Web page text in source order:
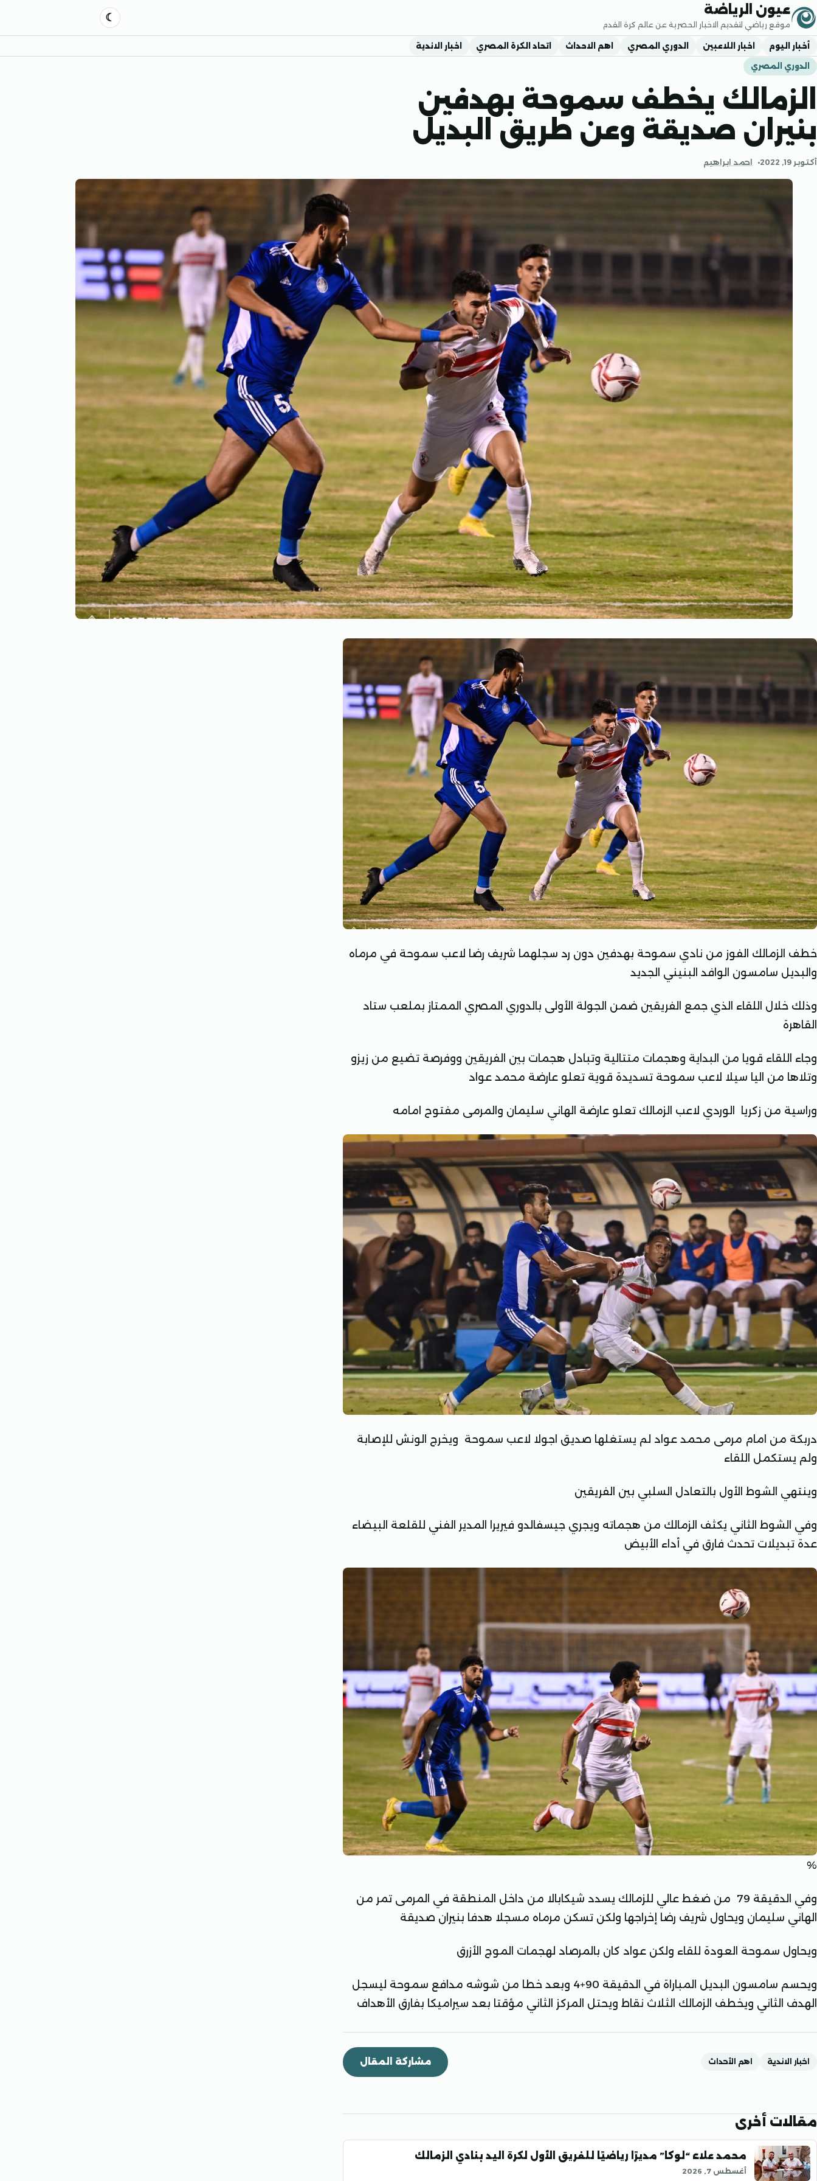
تجاوز إلى المحتوى
عيون الرياضة
موقع رياضي لتقديم الاخبار الحصرية عن عالم كرة القدم
أخبار اليوم اخبار اللاعبين الدوري المصري اهم الاحداث اتحاد الكرة المصري اخبار الاندية
الدوري المصري
الزمالك يخطف سموحة بهدفين
بنيران صديقة وعن طريق البديل
أكتوبر 19, 2022 احمد ابراهيم
خطف الزمالك الفوز من نادي سموحة بهدفين دون رد سجلهما شريف رضا لاعب سموحة في مرماه
والبديل سامسون الوافد البنيني الجديد
وذلك خلال اللقاء الذي جمع الفريقين ضمن الجولة الأولى بالدوري المصري الممتاز بملعب ستاد
القاهرة
وجاء اللقاء قويا من البداية وهجمات متتالية وتبادل هجمات بين الفريقين ووفرصة تضيع من زيزو
وتلاها من اليا سيلا لاعب سموحة تسديدة قوية تعلو عارضة محمد عواد
وراسية من زكريا الوردي لاعب الزمالك تعلو عارضة الهاني سليمان والمرمى مفتوح امامه
دربكة من امام مرمى محمد عواد لم يستغلها صديق اجولا لاعب سموحة ويخرج الونش للإصابة
ولم يستكمل اللقاء
وينتهي الشوط الأول بالتعادل السلبي بين الفريقين
وفي الشوط الثاني يكثف الزمالك من هجماته ويجري جيسفالدو فيريرا المدير الفني للقلعة البيضاء
عدة تبديلات تحدث فارق في أداء الأبيض
%
وفي الدقيقة 79 من ضغط عالي للزمالك يسدد شيكابالا من داخل المنطقة في المرمى تمر من
الهاني سليمان ويحاول شريف رضا إخراجها ولكن تسكن مرماه مسجلا هدفا بنيران صديقة
ويحاول سموحة العودة للقاء ولكن عواد كان بالمرصاد لهجمات الموج الأزرق
ويحسم سامسون البديل المباراة في الدقيقة 90+4 وبعد خطا من شوشه مدافع سموحة ليسجل
الهدف الثاني ويخطف الزمالك الثلاث نقاط ويحتل المركز الثاني مؤقتا بعد سيراميكا بفارق الأهداف
اخبار الاندية اهم الأحداث مشاركة المقال
مقالات أخرى
محمد علاء “لوكا” مديرًا رياضيًا للفريق الأول لكرة اليد بنادي الزمالك
أغسطس 7, 2026